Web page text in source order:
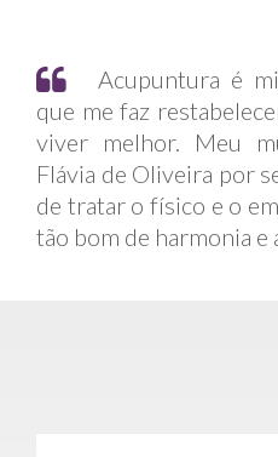
Acupuntura é
que me faz
viver melhor. Meu
Flávia de Oliveira por
de tratar o físico e o
tão bom de harmonia e